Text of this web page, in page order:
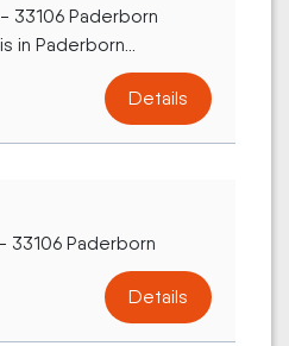
33106 Paderborn
in Paderborn...
Details
33106 Paderborn
Details